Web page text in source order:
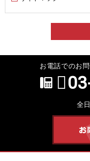
お電話でのお
全日